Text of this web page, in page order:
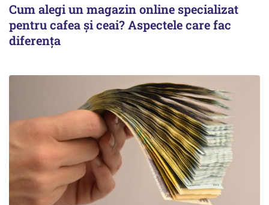
Cum alegi un magazin online specializat
pentru cafea și ceai? Aspectele care fac
diferența